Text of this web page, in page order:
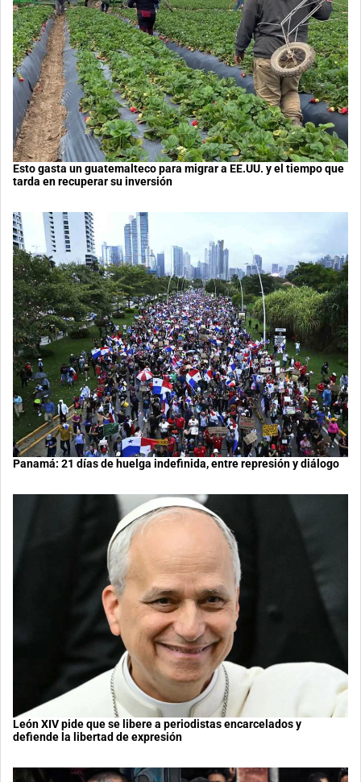
Esto gasta un guatemalteco para migrar a EE.UU. y el tiempo que
tarda en recuperar su inversión
Panamá: 21 días de huelga indefinida, entre represión y diálogo
León XIV pide que se libere a periodistas encarcelados y
defiende la libertad de expresión